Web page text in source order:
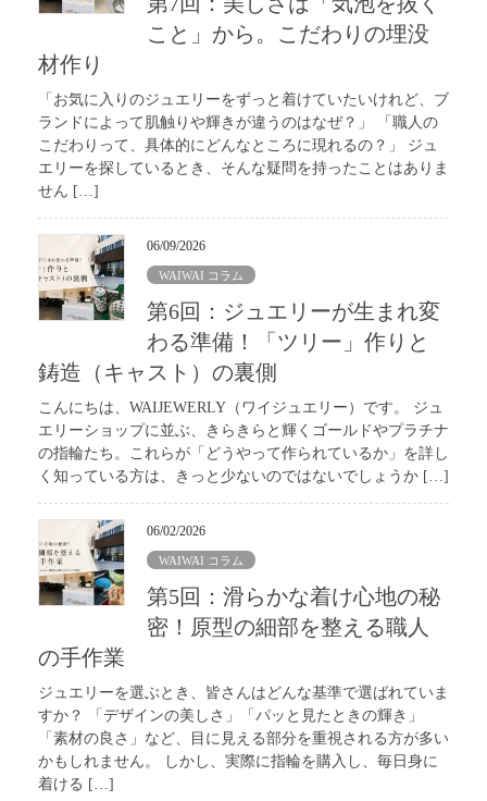
こと」から。こだわりの埋没
材作り
「お気に入りのジュエリーをずっと着けていたいけれど、ブ
ランドによって肌触りや輝きが違うのはなぜ？」 「職人の
こだわりって、具体的にどんなところに現れるの？」 ジュ
エリーを探しているとき、そんな疑問を持ったことはありま
せん […]
06/09/2026
WAIWAI コラム
第6回：ジュエリーが生まれ変
わる準備！「ツリー」作りと
鋳造（キャスト）の裏側
こんにちは、WAIJEWERLY（ワイジュエリー）です。 ジュ
エリーショップに並ぶ、きらきらと輝くゴールドやプラチナ
の指輪たち。これらが「どうやって作られているか」を詳し
く知っている方は、きっと少ないのではないでしょうか […]
06/02/2026
WAIWAI コラム
第5回：滑らかな着け心地の秘
密！原型の細部を整える職人
の手作業
ジュエリーを選ぶとき、皆さんはどんな基準で選ばれていま
すか？ 「デザインの美しさ」「パッと見たときの輝き」
「素材の良さ」など、目に見える部分を重視される方が多い
かもしれません。 しかし、実際に指輪を購入し、毎日身に
着ける […]